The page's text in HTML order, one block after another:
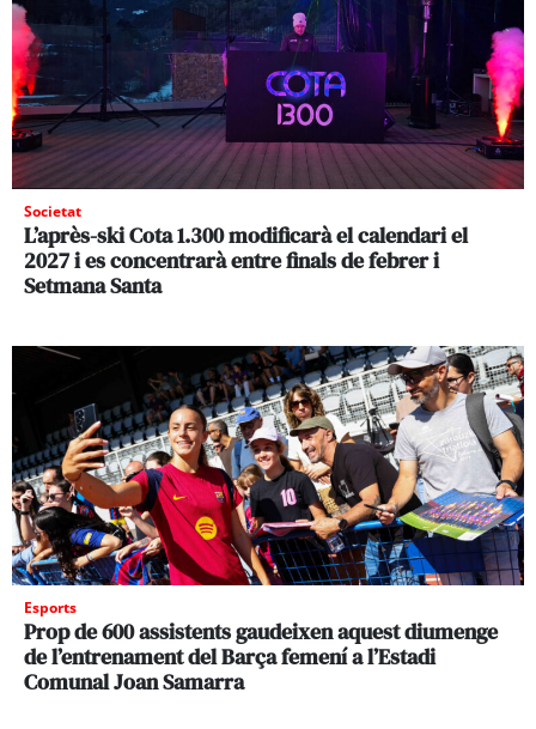
Societat
L’après-ski Cota 1.300 modificarà el calendari el
2027 i es concentrarà entre finals de febrer i
Setmana Santa
Esports
Prop de 600 assistents gaudeixen aquest diumenge
de l’entrenament del Barça femení a l’Estadi
Comunal Joan Samarra